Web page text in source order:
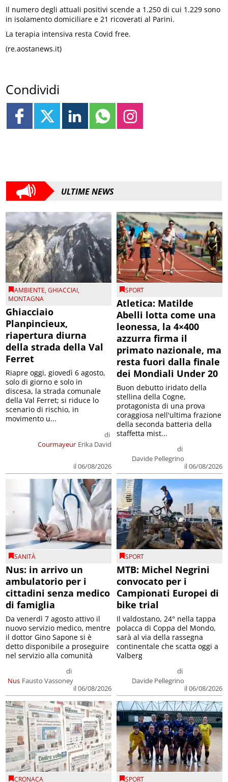
Il numero degli attuali positivi scende a 1.250 di cui 1.229 sono
in isolamento domiciliare e 21 ricoverati al Parini.
La terapia intensiva resta Covid free.
(re.aostanews.it)
Condividi
ULTIME NEWS
AMBIENTE,GHIACCIAI,
MONTAGNA
Ghiacciaio
Planpincieux,
riapertura diurna
della strada della Val
Ferret
Courmayeur
di
Erika David
il 06/08/2026
Riapre oggi, giovedì 6 agosto,
solo di giorno e solo in
discesa, la strada comunale
della Val Ferret; si riduce lo
scenario di rischio, in
movimento u...
SPORT
Atletica: Matilde
Abelli lotta come una
leonessa, la 4×400
azzurra firma il
primato nazionale, ma
resta fuori dalla finale
dei Mondiali Under 20
di
Davide Pellegrino
il 06/08/2026
Buon debutto iridato della
stellina della Cogne,
protagonista di una prova
coraggiosa nell'ultima frazione
della seconda batteria della
staffetta mist...
SANITÀ
Nus: in arrivo un
ambulatorio per i
cittadini senza medico
di famiglia
Nus
di
Fausto Vassoney
il 06/08/2026
Da venerdì 7 agosto attivo il
nuovo servizio medico, mentre
il dottor Gino Sapone si è
detto disponibile a proseguire
nel servizio alla comunità
SPORT
MTB: Michel Negrini
convocato per i
Campionati Europei di
bike trial
di
Davide Pellegrino
il 06/08/2026
Il valdostano, 24° nella tappa
polacca di Coppa del Mondo,
sarà al via della rassegna
continentale che scatta oggi a
Valberg
CRONACA SPORT